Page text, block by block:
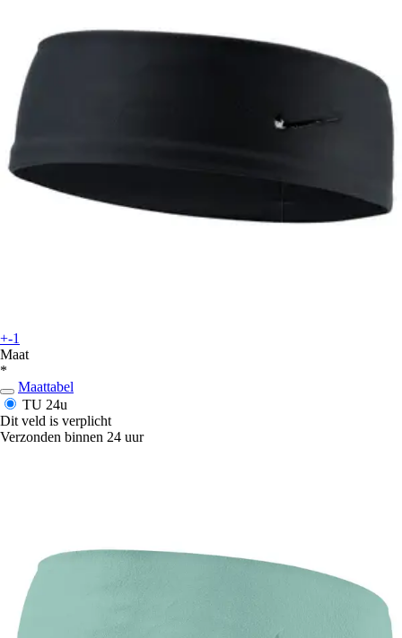
+-1
Maat
*
Maattabel
TU 24u
Dit veld is verplicht
Verzonden binnen 24 uur